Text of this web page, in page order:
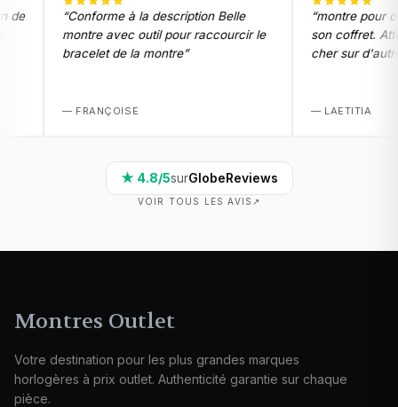
Conforme à la description Belle
montre avec outil pour raccourcir le
bracelet de la montre”
FRANÇOISE
montre pour
son coffret.
cher sur
LAETITIA
★ 4.8/5surGlobeReviews
VOIR TOUS LES AVIS ↗
Montres Outlet
Votre destination pour les plus grandes marques
horlogères à prix outlet. Authenticité garantie sur chaque
pièce.